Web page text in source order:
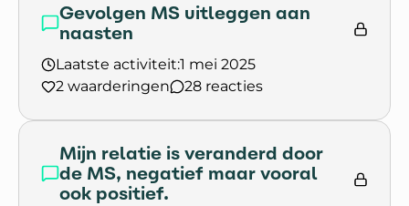
Gevolgen MS uitleggen aan
naasten
Laatste activiteit:1 mei 2025
2 waarderingen
28 reacties
Lees het gesprek `Gevolgen MS uitleggen aan
Mijn relatie is veranderd door
de MS, negatief maar vooral
ook positief.